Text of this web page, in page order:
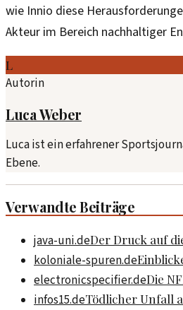
wie Innio diese
Akteur im Bereich nachhaltiger
L
Autorin
Luca Weber
Luca ist ein erfahrener
Ebene.
Verwandte Beiträge
java-uni.deDer Druck auf
koloniale-spuren.de
electronicspecifier.deDie
infos15.deTödlicher Unfall